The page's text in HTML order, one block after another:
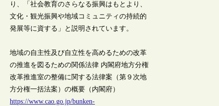
り、「社会教育のさらなる振興はもとより、
文化・観光振興や地域コミュニティの持続的
発展等に資する」と説明されています。
地域の自主性及び自立性を高めるための改革
の推進を図るための関係法律 内閣府地方分権
改革推進室の整備に関する法律案（第９次地
方分権一括法案）の概要（内閣府）
https://www.cao.go.jp/bunken-